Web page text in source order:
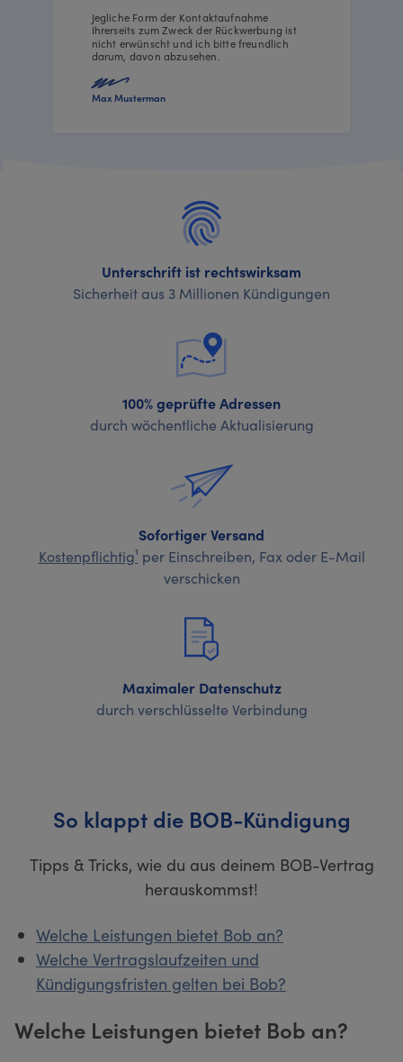
Jegliche Form der Kontaktaufnahme
Ihrerseits zum Zweck der Rückwerbung ist
nicht erwünscht und ich bitte freundlich
darum, davon abzusehen.
Max Musterman
Unterschrift ist rechtswirksam
Sicherheit aus 3 Millionen Kündigungen
100% geprüfte Adressen
durch wöchentliche Aktualisierung
Sofortiger Versand
Kostenpflichtig¹ per Einschreiben, Fax oder E-Mail
verschicken
Maximaler Datenschutz
durch verschlüsselte Verbindung
So klappt die BOB-Kündigung
Tipps & Tricks, wie du aus deinem BOB-Vertrag
herauskommst!
Welche Leistungen bietet Bob an?
Welche Vertragslaufzeiten und
Kündigungsfristen gelten bei Bob?
Welche Leistungen bietet Bob an?